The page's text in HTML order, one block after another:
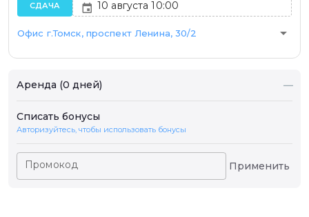
СДАЧА
Офис г.Томск, проспект Ленина, 30/2 arrow_drop_down
Аренда (0 дней) —
Списать бонусы
Авторизуйтесь, чтобы использовать бонусы
Промокод Применить